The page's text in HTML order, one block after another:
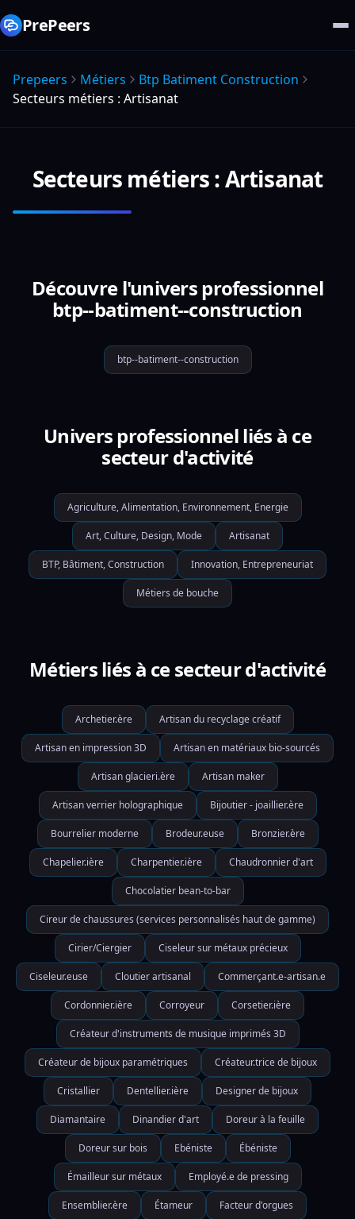
PrePeers
Prepeers Métiers
Btp Batiment Construction
Secteurs métiers : Artisanat
Secteurs métiers : Artisanat
Découvre l'univers professionnel
btp--batiment--construction
btp--batiment--construction
Univers professionnel liés à ce
secteur d'activité
Agriculture, Alimentation, Environnement, Energie
Art, Culture, Design, Mode Artisanat
BTP, Bâtiment, Construction Innovation, Entrepreneuriat
Métiers de bouche
Métiers liés à ce secteur d'activité
Archetier.ère Artisan du recyclage créatif
Artisan en impression 3D Artisan en matériaux bio-sourcés
Artisan glacieri.ère Artisan maker
Artisan verrier holographique Bijoutier - joaillier.ère
Bourrelier moderne Brodeur.euse Bronzier.ère
Chapelier.ière Charpentier.ière Chaudronnier d'art
Chocolatier bean-to-bar
Cireur de chaussures (services personnalisés haut de gamme)
Cirier/Ciergier Ciseleur sur métaux précieux
Ciseleur.euse Cloutier artisanal Commerçant.e-artisan.e
Cordonnier.ière Corroyeur Corsetier.ière
Créateur d'instruments de musique imprimés 3D
Créateur de bijoux paramétriques Créateur.trice de bijoux
Cristallier Dentellier.ière Designer de bijoux
Diamantaire Dinandier d'art Doreur à la feuille
Doreur sur bois Ebéniste Ébéniste
Émailleur sur métaux Employé.e de pressing
Ensemblier.ère Étameur Facteur d'orgues